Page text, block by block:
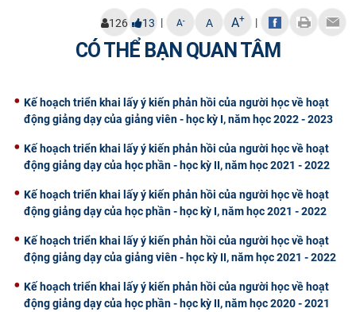
126 13 | A- A A+ |
CÓ THỂ BẠN QUAN TÂM
Kế hoạch triển khai lấy ý kiến phản hồi của người học về hoạt
động giảng dạy của giảng viên - học kỳ I, năm học 2022 - 2023
Kế hoạch triển khai lấy ý kiến phản hồi của người học về hoạt
động giảng dạy của học phần - học kỳ II, năm học 2021 - 2022
Kế hoạch triển khai lấy ý kiến phản hồi của người học về hoạt
động giảng dạy của học phần - học kỳ I, năm học 2021 - 2022
Kế hoạch triển khai lấy ý kiến phản hồi của người học về hoạt
động giảng dạy của giảng viên - học kỳ II, năm học 2021 - 2022
Kế hoạch triển khai lấy ý kiến phản hồi của người học về hoạt
động giảng dạy của học phần - học kỳ II, năm học 2020 - 2021